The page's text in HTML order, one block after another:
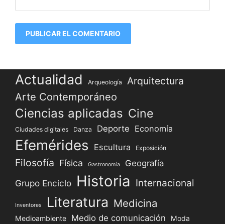
Actualidad Arqueología Arquitectura
Arte Contemporáneo
Ciencias aplicadas Cine
Ciudades digitales Danza Deporte Economía
Efemérides Escultura Exposición
Filosofía Física Gastronomía Geografía
Grupo Enciclo Historia Internacional
Inventores Literatura Medicina
Medioambiente Medio de comunicación Moda